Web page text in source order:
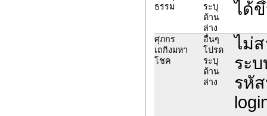
ธรรม
ระบุ
ด้าน
ล่าง
ได้
ศุภกร
เถกิงมหา
โชค
อื่นๆ
โปรด
ระบุ
ด้าน
ล่าง
ไม่ส
ระ
รหั